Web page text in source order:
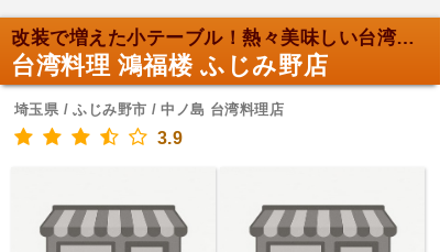
改装で増えた小テーブル！熱々美味しい台湾料理
台湾料理 鴻福楼 ふじみ野店
埼玉県 / ふじみ野市 / 中ノ島 台湾料理店
3.9